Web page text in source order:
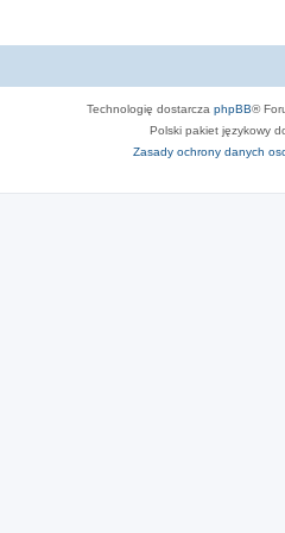
Technologię dostarcza phpBB®
Polski pakiet językowy
Zasady ochrony danych